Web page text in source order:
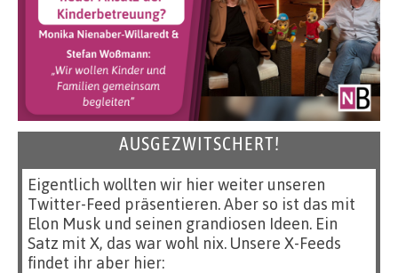
AUSGEZWITSCHERT!
Eigentlich wollten wir hier weiter unseren
Twitter-Feed präsentieren. Aber so ist das mit
Elon Musk und seinen grandiosen Ideen. Ein
Satz mit X, das war wohl nix. Unsere X-Feeds
findet ihr aber hier: